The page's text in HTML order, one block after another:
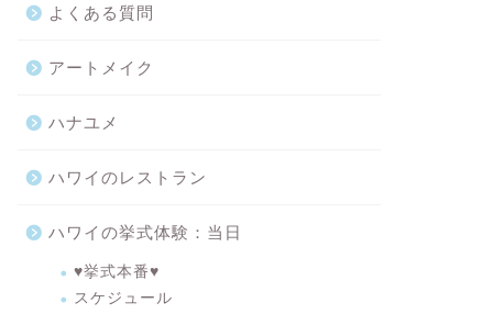
よくある質問
アートメイク
ハナユメ
ハワイのレストラン
ハワイの挙式体験：当日
♥挙式本番♥
スケジュール